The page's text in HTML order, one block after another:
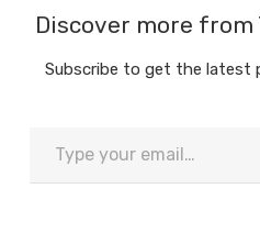
Discover more from
Subscribe to get the latest
your
email…